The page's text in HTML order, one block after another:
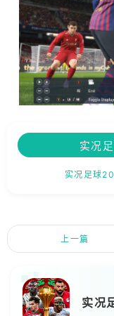
实况
实况足球
上一篇
实况